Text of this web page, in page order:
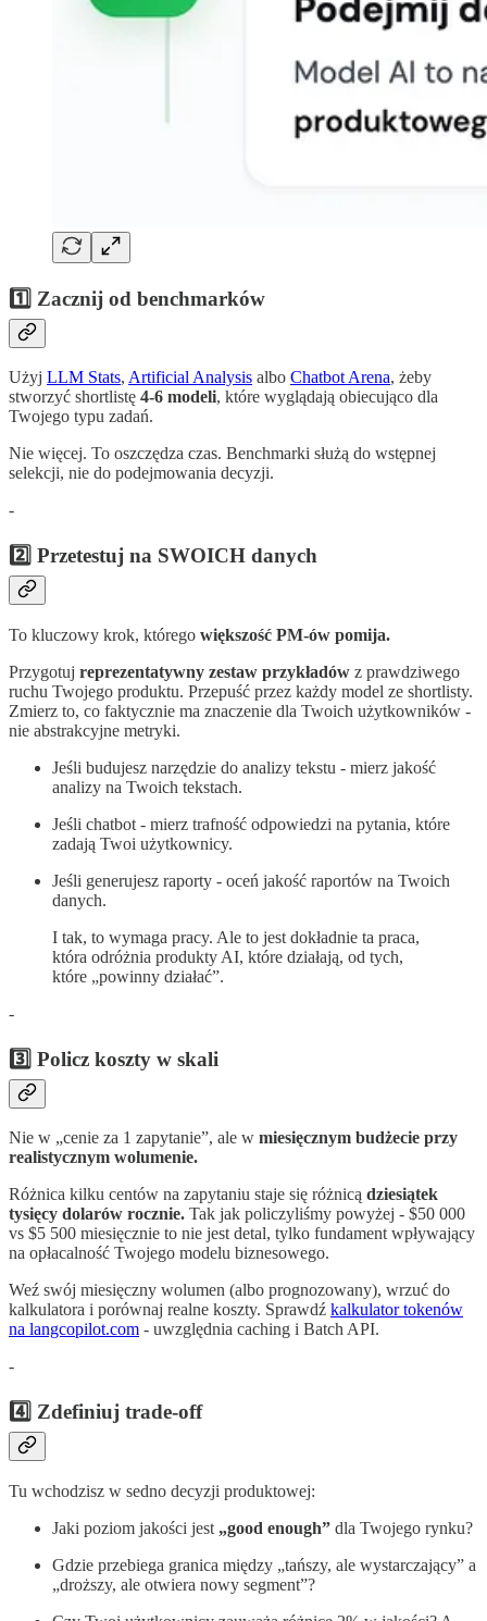
1️⃣ Zacznij od benchmarków
Użyj LLM Stats, Artificial Analysis albo Chatbot Arena, żeby
stworzyć shortlistę 4-6 modeli, które wyglądają obiecująco dla
Twojego typu zadań.
Nie więcej. To oszczędza czas. Benchmarki służą do wstępnej
selekcji, nie do podejmowania decyzji.
-
2️⃣ Przetestuj na SWOICH danych
To kluczowy krok, którego większość PM-ów pomija.
Przygotuj reprezentatywny zestaw przykładów z prawdziwego
ruchu Twojego produktu. Przepuść przez każdy model ze shortlisty.
Zmierz to, co faktycznie ma znaczenie dla Twoich użytkowników -
nie abstrakcyjne metryki.
Jeśli budujesz narzędzie do analizy tekstu - mierz jakość
analizy na Twoich tekstach.
Jeśli chatbot - mierz trafność odpowiedzi na pytania, które
zadają Twoi użytkownicy.
Jeśli generujesz raporty - oceń jakość raportów na Twoich
danych.
I tak, to wymaga pracy. Ale to jest dokładnie ta praca,
która odróżnia produkty AI, które działają, od tych,
które „powinny działać”.
-
3️⃣ Policz koszty w skali
Nie w „cenie za 1 zapytanie”, ale w miesięcznym budżecie przy
realistycznym wolumenie.
Różnica kilku centów na zapytaniu staje się różnicą dziesiątek
tysięcy dolarów rocznie. Tak jak policzyliśmy powyżej - $50 000
vs $5 500 miesięcznie to nie jest detal, tylko fundament wpływający
na opłacalność Twojego modelu biznesowego.
Weź swój miesięczny wolumen (albo prognozowany), wrzuć do
kalkulatora i porównaj realne koszty. Sprawdź kalkulator tokenów
na langcopilot.com - uwzględnia caching i Batch API.
-
4️⃣ Zdefiniuj trade-off
Tu wchodzisz w sedno decyzji produktowej:
Jaki poziom jakości jest „good enough” dla Twojego rynku?
Gdzie przebiega granica między „tańszy, ale wystarczający” a
„droższy, ale otwiera nowy segment”?